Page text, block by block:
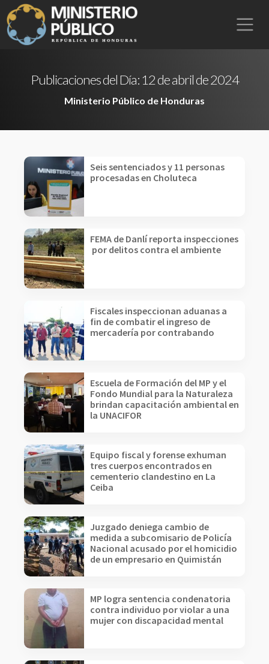
Publicaciones del Día:12 de abril de 2024
Ministerio Público de Honduras
Seis sentenciados y 11 personas
procesadas en Choluteca
FEMA de Danlí reporta inspecciones
por delitos contra el ambiente
Fiscales inspeccionan aduanas a
fin de combatir el ingreso de
mercadería por contrabando
Escuela de Formación del MP y el
Fondo Mundial para la Naturaleza
brindan capacitación ambiental en
la UNACIFOR
Equipo fiscal y forense exhuman
tres cuerpos encontrados en
cementerio clandestino en La
Ceiba
Juzgado deniega cambio de
medida a subcomisario de Policía
Nacional acusado por el homicidio
de un empresario en Quimistán
MP logra sentencia condenatoria
contra individuo por violar a una
mujer con discapacidad mental